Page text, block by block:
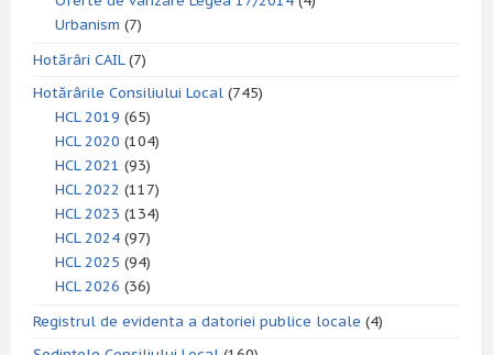
Urbanism (7)
Hotărâri CAIL(7)
Hotărârile Consiliului Local (745)
HCL 2019 (65)
HCL 2020 (104)
HCL 2021 (93)
HCL 2022 (117)
HCL 2023 (134)
HCL 2024 (97)
HCL 2025 (94)
HCL 2026 (36)
Registrul de evidenta a datoriei publice locale (4)